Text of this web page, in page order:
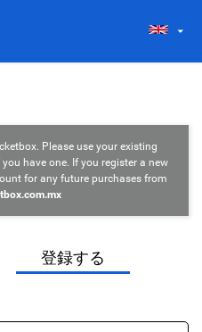
Please use your existing
have one. If you register a new
for any future purchases from
登録する